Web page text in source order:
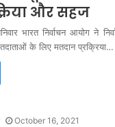
और सहज
भारत निर्वाचन आयोग ने
के लिए मतदान प्रक्रिया…
October 16, 2021